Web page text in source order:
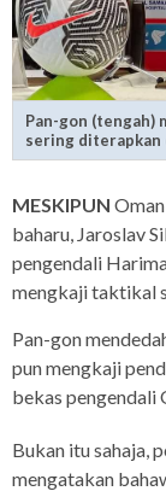
Pan-gon (tengah)
sering diterapkan
MESKIPUN
baharu, Jaroslav
pengendali
mengkaji taktikal
Pan-gon
pun mengkaji
bekas pengendali
Bukan itu sahaja,
mengatakan